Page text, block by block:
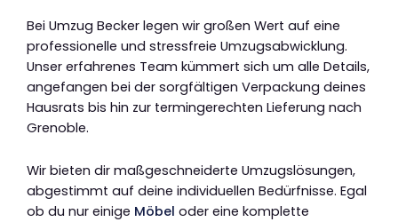
Bei Umzug Becker legen wir großen Wert auf eine
professionelle und stressfreie Umzugsabwicklung.
Unser erfahrenes Team kümmert sich um alle Details,
angefangen bei der sorgfältigen Verpackung deines
Hausrats bis hin zur termingerechten Lieferung nach
Grenoble.
Wir bieten dir maßgeschneiderte Umzugslösungen,
abgestimmt auf deine individuellen Bedürfnisse. Egal
ob du nur einige Möbel oder eine komplette